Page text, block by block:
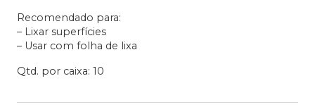
Recomendado para:
– Lixar superfícies
– Usar com folha de lixa
Qtd. por caixa: 10